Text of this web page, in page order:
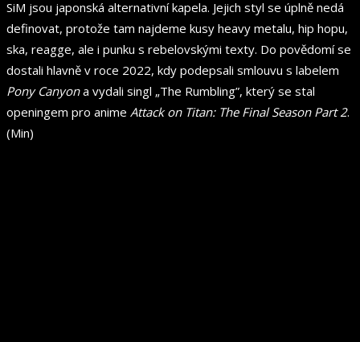
SiM jsou japonská alternativní kapela. Jejich styl se úplně nedá
definovat, protože tam najdeme kusy heavy metalu, hip hopu,
ska, reagge, ale i punku s rebelovskými texty. Do povědomí se
dostali hlavně v roce 2022, kdy podepsali smlouvu s labelem
Pony Canyona vydali singl „The Rumbling”, který se stal
openingem pro anime Attack on Titan: The Final Season Part 2.
(Min)